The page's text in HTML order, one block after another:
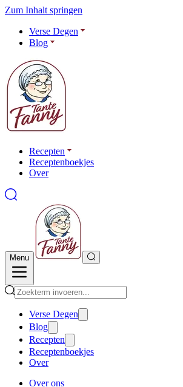
Zum Inhalt springen
Verse Degen
Blog
Recepten
Receptenboekjes
Over
Menu
Verse Degen
Blog
Recepten
Receptenboekjes
Over
Over ons